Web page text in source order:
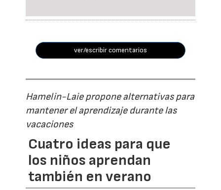
ver/escribir comentarios
Hamelin-Laie propone alternativas para
mantener el aprendizaje durante las
vacaciones
Cuatro ideas para que
los niños aprendan
también en verano